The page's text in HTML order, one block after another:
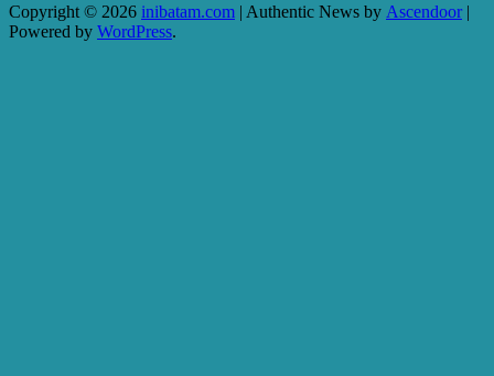
Copyright © 2026 inibatam.com | Authentic News by Ascendoor|
Powered by WordPress.